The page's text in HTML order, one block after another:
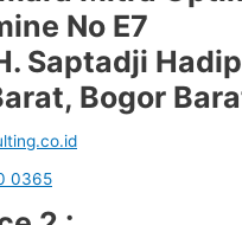
No E7
Saptadji
Bogor
0365